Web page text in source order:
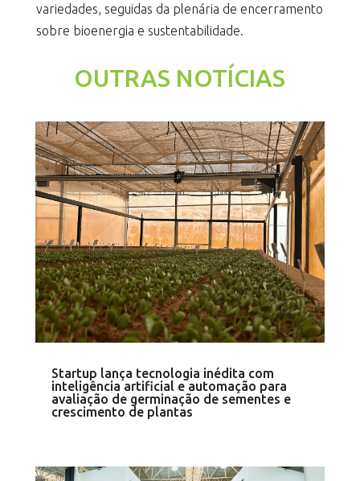
variedades, seguidas da plenária de encerramento
sobre bioenergia e sustentabilidade.
OUTRAS NOTÍCIAS
Startup lança tecnologia inédita com
inteligência artificial e automação para
avaliação de germinação de sementes e
crescimento de plantas